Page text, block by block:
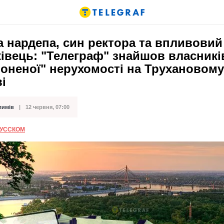
нардепа, син ректора та впливовий
"Телеграф" знайшов
нерухомості на Трухановому
12 червня, 07:00